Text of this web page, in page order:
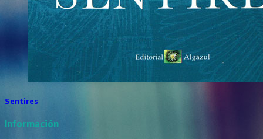
Sentires
Información